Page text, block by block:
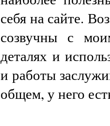
себя на сайте.
созвучны с
деталях и
и работы
общем, у него